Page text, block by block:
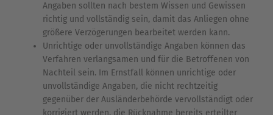
Angaben sollten nach bestem Wissen und Gewissen
richtig und vollständig sein, damit das Anliegen ohne
größere Verzögerungen bearbeitet werden kann.
Unrichtige oder unvollständige Angaben können das
Verfahren verlangsamen und für die Betroffenen von
Nachteil sein. Im Ernstfall können unrichtige oder
unvollständige Angaben, die nicht rechtzeitig
gegenüber der Ausländerbehörde vervollständigt oder